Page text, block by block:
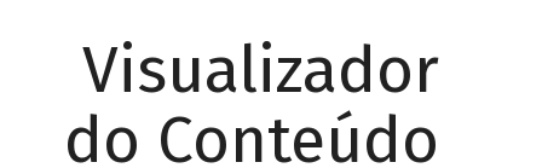
Visualizador
do Conteúdo